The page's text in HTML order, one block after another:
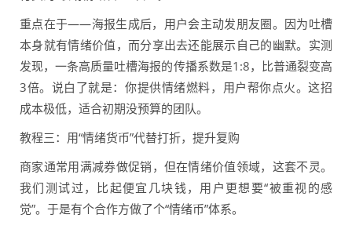
重点在于——海报生成后，用户会主动发朋友圈。因为吐槽
本身就有情绪价值，而分享出去还能展示自己的幽默。实测
发现，一条高质量吐槽海报的传播系数是1:8，比普通裂变高
3倍。说白了就是：你提供情绪燃料，用户帮你点火。这招
成本极低，适合初期没预算的团队。
教程三：用“情绪货币”代替打折，提升复购
商家通常用满减券做促销，但在情绪价值领域，这套不灵。
我们测试过，比起便宜几块钱，用户更想要“被重视的感
觉”。于是有个合作方做了个“情绪币”体系。